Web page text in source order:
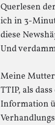
Querlesen
ich in 3-
diese
Und
Meine
TTIP, als
Information